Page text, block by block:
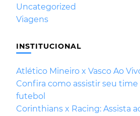
Uncategorized
Viagens
INSTITUCIONAL
Atlético Mineiro x Vasco Ao
Confira como assistir seu
futebol
Corinthians x Racing: Assista